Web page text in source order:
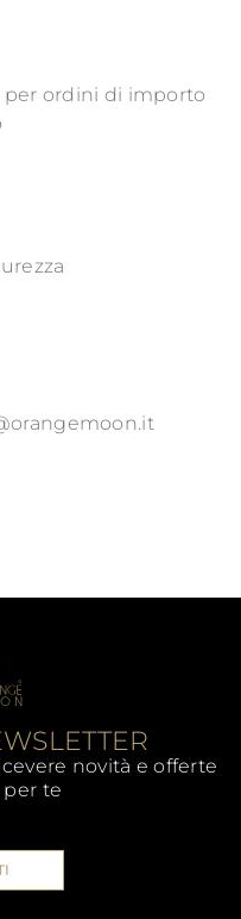
ordini di importo
novità e offerte
per te